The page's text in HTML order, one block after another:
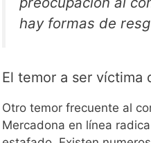
hay formas de
El temor a ser víctima
Otro temor frecuente al
Mercadona en línea